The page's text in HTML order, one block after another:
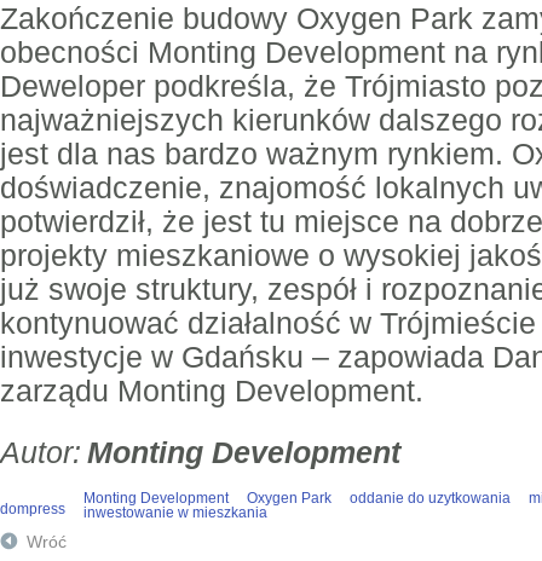
Zakończenie budowy Oxygen Park
obecności Monting Development na
Deweloper podkreśla, że Trójmiasto
najważniejszych kierunków dalszego
jest dla nas bardzo ważnym rynkiem.
doświadczenie, znajomość lokalnych
potwierdził, że jest tu miejsce na
projekty mieszkaniowe o wysokiej
już swoje struktury, zespół i
kontynuować działalność w
inwestycje w Gdańsku – zapowiada
zarządu Monting Development.
Monting Development
dompress
Monting Development Oxygen Park oddanie do uzytkowania
inwestowanie w mieszkania
Wróć